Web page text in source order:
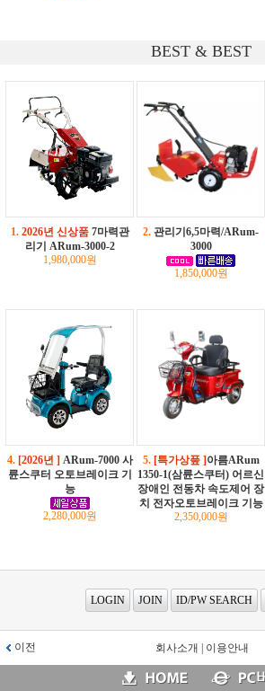
BEST & BEST
1. 2026년 신상품7마력관
리기 ARum-3000-2
1,980,000원
2. 관리기6,5마력/ARum-
3000
1,850,000원
4. [2026년 ] ARum-7000 사
륜스쿠터 오토브레이크 기
능
2,280,000원
5. [특가상풒 ] 아름ARum
1350-1(삼륜스쿠터) 어르신
장애인 전동차 속도제어 장
치 전자오토브레이크 기능
2,350,000원
LOGIN JOIN ID/PW SEARCH
이전 회사소개 이용안내